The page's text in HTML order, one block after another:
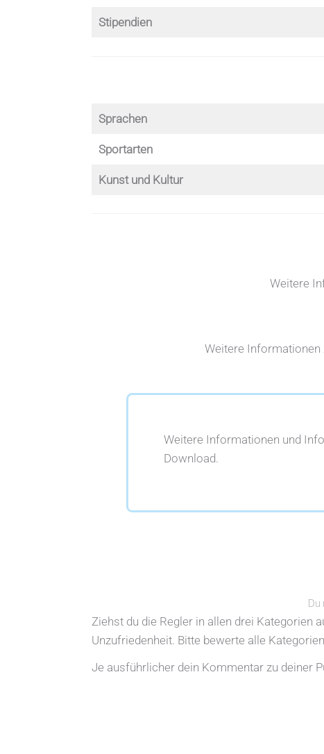
Stipendien
Sprachen
Sportarten
Kunst und Kultur
Weitere
Weitere Informationen
Weitere Informationen und
Download.
Ziehst du die Regler in allen drei Kategorien
Unzufriedenheit. Bitte bewerte alle
Je ausführlicher dein Kommentar zu deiner